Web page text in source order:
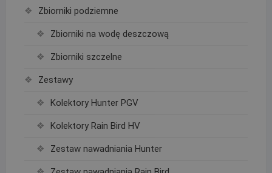
Zbiorniki podziemne
Zbiorniki na wodę deszczową
Zbiorniki szczelne
Zestawy
Kolektory Hunter PGV
Kolektory Rain Bird HV
Zestaw nawadniania Hunter